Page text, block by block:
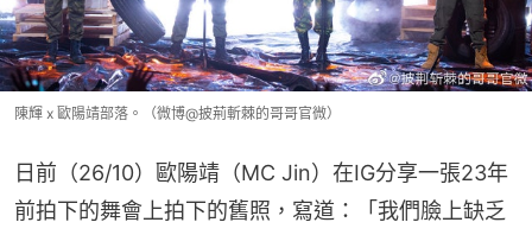
陳輝 x 歐陽靖部落。（微博@披荊斬棘的哥哥官微）
日前（26/10）歐陽靖（MC Jin）在IG分享一張23年
前拍下的舞會上拍下的舊照，寫道：「我們臉上缺乏